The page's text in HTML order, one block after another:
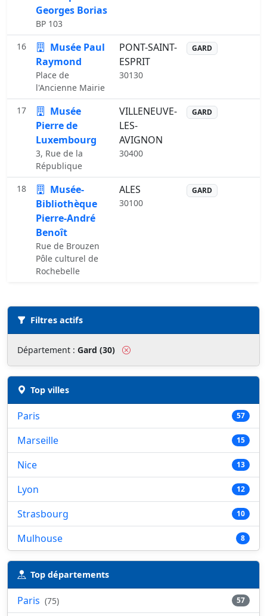
Georges Borias
BP 103
16
Musée Paul
Raymond
Place de
l'Ancienne Mairie
PONT-SAINT-
ESPRIT
30130
GARD
17
Musée
Pierre de
Luxembourg
3, Rue de la
République
VILLENEUVE-
LES-
AVIGNON
30400
GARD
18
Musée-
Bibliothèque
Pierre-André
Benoît
Rue de Brouzen
Pôle culturel de
Rochebelle
ALES
30100
GARD
Filtres actifs
Département : Gard (30)
Top villes
Paris 57
Marseille 15
Nice 13
Lyon 12
Strasbourg 10
Mulhouse 8
Top départements
Paris (75) 57